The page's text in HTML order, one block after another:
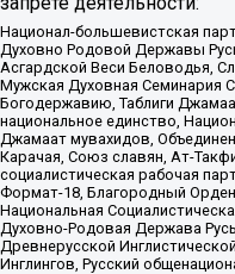
Национал-большевистская
Духовно Родовой Державы
Асгардской Веси Беловодья,
Мужская Духовная Семинария
Богодержавию, Таблиги
национальное единство,
Джамаат мувахидов,
Карачая, Союз славян, Ат-
социалистическая рабочая
Формат-18, Благородный
Национальная
Духовно-Родовая Держава
Древнерусской
Инглингов, Русский